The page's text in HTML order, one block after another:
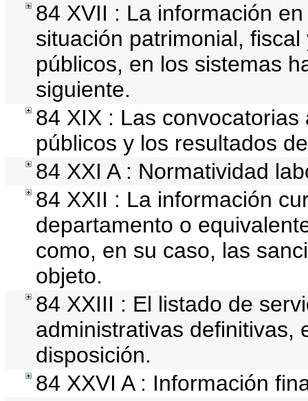
84 XVII : La información
situación patrimonial,
públicos, en los sistemas
siguiente.
84 XIX : Las
públicos y los resultados
84 XXI A : Normatividad
84 XXII : La información
departamento o
como, en su caso, las
objeto.
84 XXIII : El listado de
administrativas definitivas,
disposición.
84 XXVI A : Información